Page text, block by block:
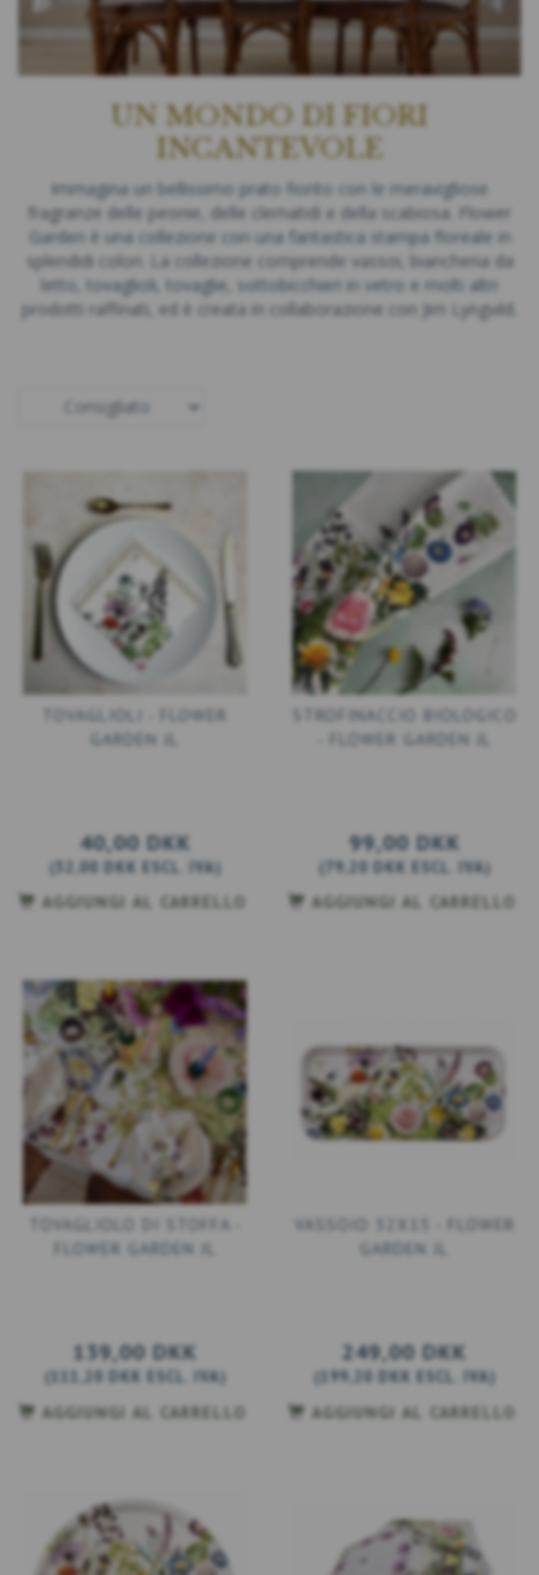
UN MONDO DI FIORI
INCANTEVOLE
Immagina un bellissimo prato fiorito con le meravigliose
fragranze delle peonie, delle clematidi e della scabiosa. Flower
Garden è una collezione con una fantastica stampa floreale in
splendidi colori. La collezione comprende vassoi, biancheria da
letto, tovaglioli, tovaglie, sottobicchieri in vetro e molti altri
prodotti raffinati, ed è creata in collaborazione con Jim Lyngvild.
TOVAGLIOLI - FLOWER
GARDEN JL
40,00 DKK
32,00 DKK ESCL. IVA
AGGIUNGI AL CARRELLO
STROFINACCIO BIOLOGICO
- FLOWER GARDEN JL
99,00 DKK
79,20 DKK ESCL. IVA
AGGIUNGI AL CARRELLO
TOVAGLIOLO DI STOFFA -
FLOWER GARDEN JL
139,00 DKK
( 111,20 DKK ESCL. IVA
AGGIUNGI AL CARRELLO
VASSOIO 32X15 - FLOWER
GARDEN JL
249,00 DKK
( 199,20 DKK ESCL. IVA
AGGIUNGI AL CARRELLO